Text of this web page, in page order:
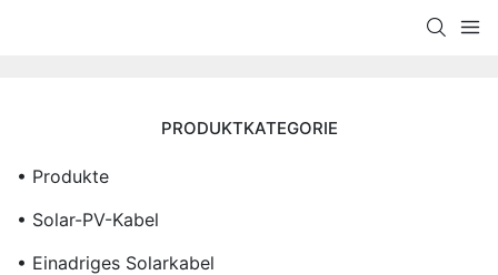
PRODUKTKATEGORIE
• Produkte
• Solar-PV-Kabel
• Einadriges Solarkabel